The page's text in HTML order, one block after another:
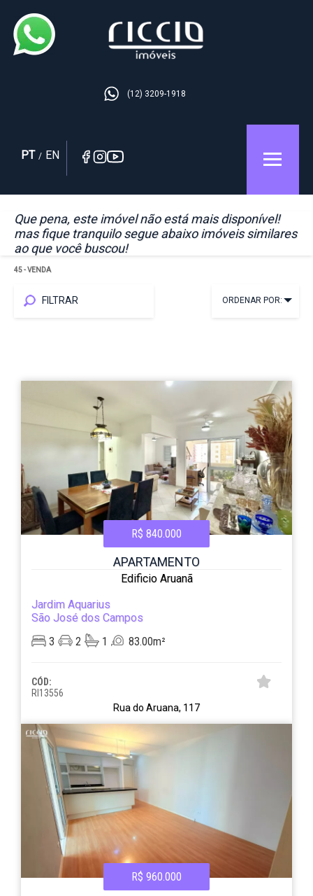
(12) 3209-1918
PT / EN
Que pena, este imóvel não está mais disponível!
mas fique tranquilo segue abaixo imóveis similares
ao que você buscou!
45- VENDA
FILTRAR ORDENAR POR:
R$ 840.000
APARTAMENTO
Edificio Aruanã
Jardim Aquarius
São José dos Campos
3
2 1 83.00m²
CÓD:
RI13556
Rua do Aruana, 117
R$ 960.000